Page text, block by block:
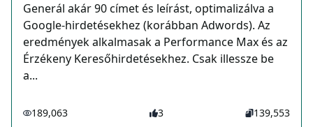
Generál akár 90 címet és leírást, optimalizálva a
Google-hirdetésekhez (korábban Adwords). Az
eredmények alkalmasak a Performance Max és az
Érzékeny Keresőhirdetésekhez. Csak illessze be
a...
189,063 3 139,553